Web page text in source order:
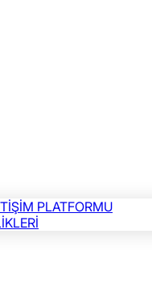
PLATFORMU